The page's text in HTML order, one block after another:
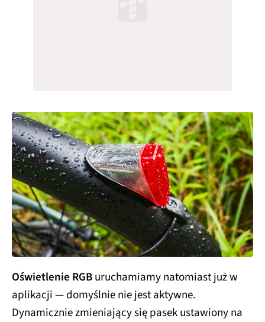
Oświetlenie RGBuruchamiamy natomiast już w
aplikacji — domyślnie nie jest aktywne.
Dynamicznie zmieniający się pasek ustawiony na